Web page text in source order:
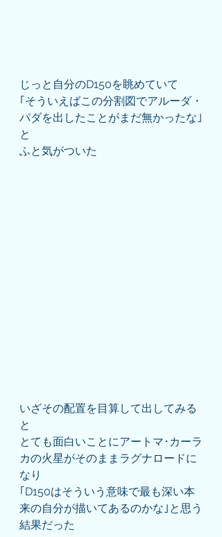
じっと自分のD150を眺めていて
｢そういえばこの分割図でアルーダ・
パダを出したことがまだ無かったな｣
と
ふと気がついた
いざその配置を目算して出してみる
と
とても面白いことにアートマ･カーラ
カの火星がそのままラグナロードに
なり
｢D150はそういう意味で最も深い本
来の自分が描いてあるのかな｣と思う
結果だった